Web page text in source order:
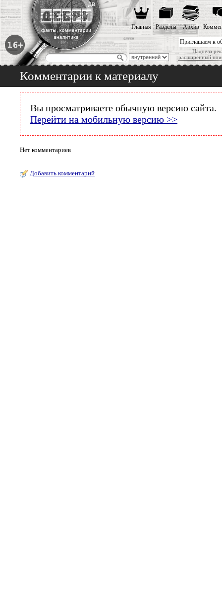
Приглашаем к
Надоела
расширенный
Главная Разделы Архив
Комментарии к материалу
Вы просматриваете обычную версию сайта.
Перейти на мобильную версию >>
Нет комментариев
Добавить комментарий